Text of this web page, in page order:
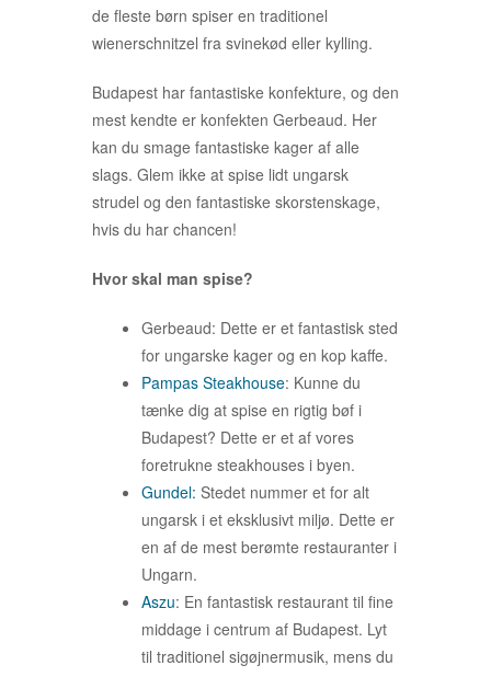
de fleste børn spiser en traditionel
wienerschnitzel fra svinekød eller kylling.
Budapest har fantastiske konfekture, og den
mest kendte er konfekten Gerbeaud. Her
kan du smage fantastiske kager af alle
slags. Glem ikke at spise lidt ungarsk
strudel og den fantastiske skorstenskage,
hvis du har chancen!
Hvor skal man spise?
Gerbeaud: Dette er et fantastisk sted
for ungarske kager og en kop kaffe.
Pampas Steakhouse: Kunne du
tænke dig at spise en rigtig bøf i
Budapest? Dette er et af vores
foretrukne steakhouses i byen.
Gundel: Stedet nummer et for alt
ungarsk i et eksklusivt miljø. Dette er
en af de mest berømte restauranter i
Ungarn.
Aszu: En fantastisk restaurant til fine
middage i centrum af Budapest. Lyt
til traditionel sigøjnermusik, mens du